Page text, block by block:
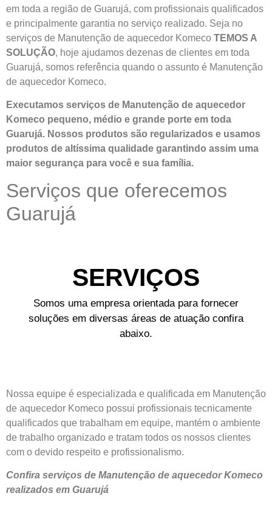
em toda a região de Guarujá, com profissionais qualificados
e principalmente garantia no serviço realizado. Seja no
serviços de Manutenção de aquecedor Komeco TEMOS A
SOLUÇÃO, hoje ajudamos dezenas de clientes em toda
Guarujá, somos referência quando o assunto é Manutenção
de aquecedor Komeco.
Executamos serviços de Manutenção de aquecedor
Komeco pequeno, médio e grande porte em toda
Guarujá. Nossos produtos são regularizados e usamos
produtos de altíssima qualidade garantindo assim uma
maior segurança para você e sua família.
Serviços que oferecemos
Guarujá
SERVIÇOS
Somos uma empresa orientada para fornecer
soluções em diversas áreas de atuação confira
abaixo.
Nossa equipe é especializada e qualificada em Manutenção
de aquecedor Komeco possui profissionais tecnicamente
qualificados que trabalham em equipe, mantém o ambiente
de trabalho organizado e tratam todos os nossos clientes
com o devido respeito e profissionalismo.
Confira serviços de Manutenção de aquecedor Komeco
realizados em Guarujá